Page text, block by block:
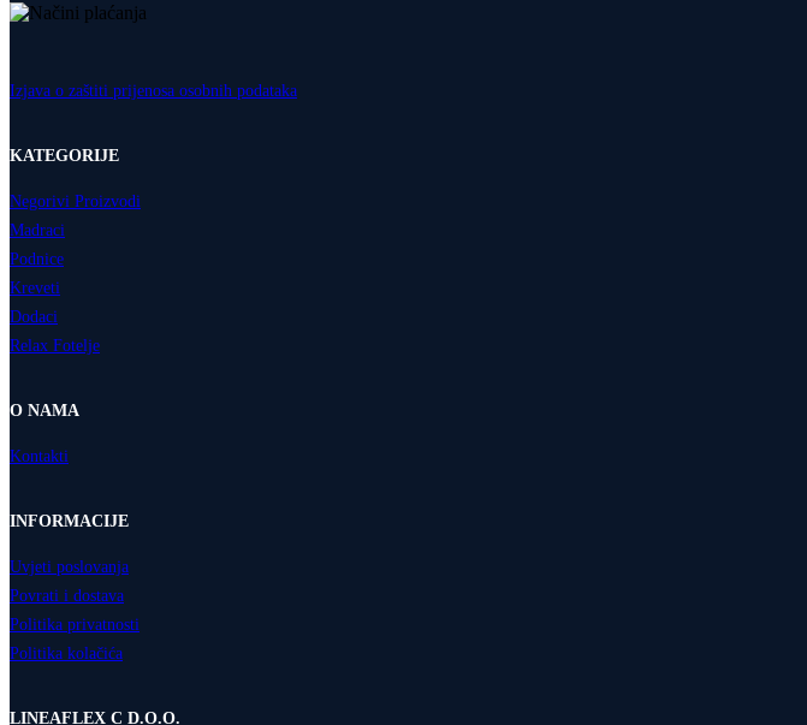
Izjava o zaštiti prijenosa osobnih podataka
KATEGORIJE
Negorivi Proizvodi
Madraci
Podnice
Kreveti
Dodaci
Relax Fotelje
O NAMA
Kontakti
INFORMACIJE
Uvjeti poslovanja
Povrati i dostava
Politika privatnosti
Politika kolačića
LINEAFLEX C D.O.O.